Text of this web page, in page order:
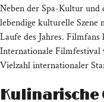
Neben der Spa-Kultur und
lebendige kulturelle Szene
Laufe des Jahres.
Internationale Filmfestival
Vielzahl internationaler
Kulinarische